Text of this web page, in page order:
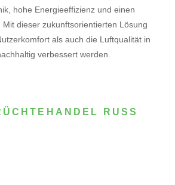
hohe Energieeffizienz und einen
dieser zukunftsorientierten Lösung
als auch die Luftqualität in
verbessert werden.
RUSS